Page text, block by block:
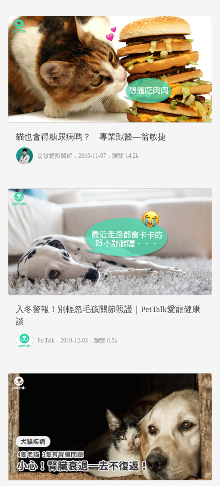
貓也會得糖尿病嗎？｜專業獸醫—翁敏捷
翁敏捷獸醫師 ．2019-11-07． 瀏覽 14.2k
入冬警報！別輕忽毛孩關節照護｜PetTalk愛寵健康
談
PetTalk ．2019-12-03． 瀏覽 6.5k